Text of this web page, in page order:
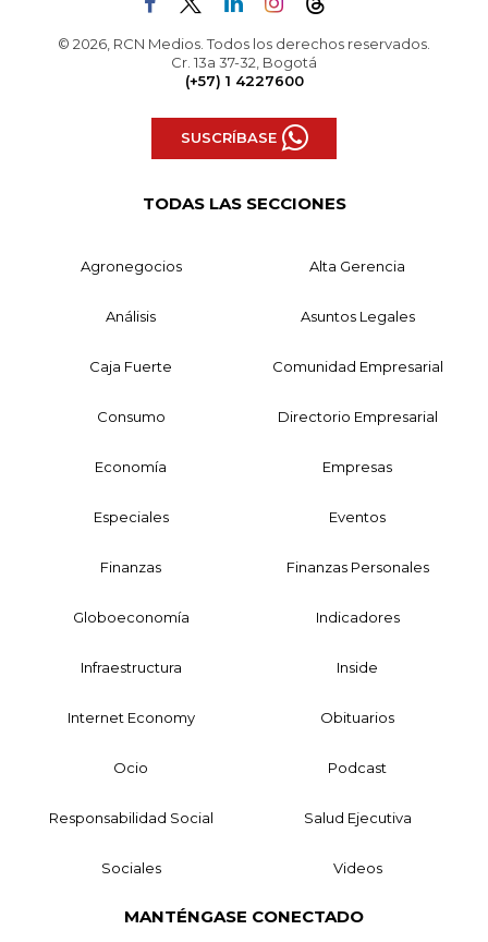
© 2026, RCN Medios. Todos los derechos reservados.
Cr. 13a 37-32, Bogotá
(+57) 1 4227600
SUSCRÍBASE
TODAS LAS SECCIONES
Agronegocios Alta Gerencia
Análisis Asuntos Legales
Caja Fuerte Comunidad Empresarial
Consumo Directorio Empresarial
Economía Empresas
Especiales Eventos
Finanzas Finanzas Personales
Globoeconomía Indicadores
Infraestructura Inside
Internet Economy Obituarios
Ocio Podcast
Responsabilidad Social Salud Ejecutiva
Sociales Videos
MANTÉNGASE CONECTADO